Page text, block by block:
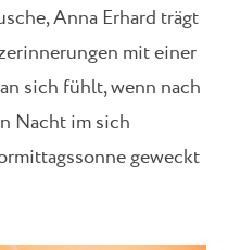
Anna Erhard trägt
mit einer
sich fühlt, wenn nach
Nacht im sich
geweckt